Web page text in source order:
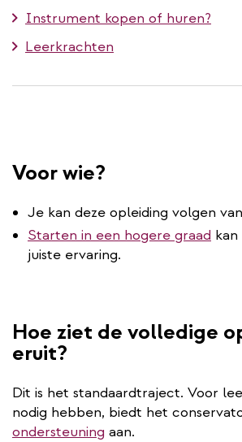
Instrument kopen of huren?
Leerkrachten
Voor wie?
Je kan deze opleiding volgen
Starten in een hogere graad
juiste ervaring.
Hoe ziet de volledige
eruit?
Dit is het standaardtraject. Voor
nodig hebben, biedt het
ondersteuning aan.